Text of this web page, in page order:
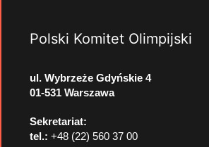
Polski Komitet Olimpijski
ul. Wybrzeże Gdyńskie 4
01-531 Warszawa
Sekretariat:
tel.: +48 (22) 560 37 00